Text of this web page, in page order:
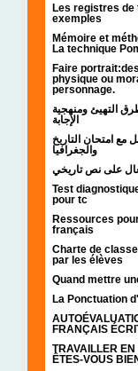
Les registres
exemples
Mémoire et
La technique
Faire
physique ou
personnage.
التهيئ ومنهجية
الإجابة
مع امتحان التاريخ
والجغرافيا
على نص تاريخي
Test
pour tc
Ressources
français
Charte de
par les élèves
Quand mettre
La Ponctuation
FRANÇAIS
TRAVAILLER EN
ÊTES-VOUS